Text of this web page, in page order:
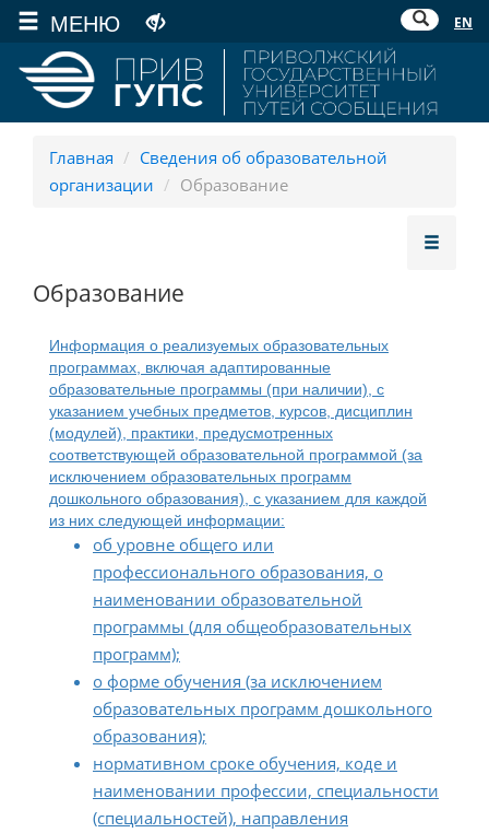
МЕНЮ EN
Главная / Сведения об образовательной
организации / Образование
Образование
Информация о реализуемых образовательных
программах, включая адаптированные
образовательные программы (при наличии), с
указанием учебных предметов, курсов, дисциплин
(модулей), практики, предусмотренных
соответствующей образовательной программой (за
исключением образовательных программ
дошкольного образования), с указанием для каждой
из них следующей информации:
об уровне общего или
профессионального образования, о
наименовании образовательной
программы (для общеобразовательных
программ);
о форме обучения (за исключением
образовательных программ дошкольного
образования);
нормативном сроке обучения, коде и
наименовании профессии, специальности
(специальностей), направления